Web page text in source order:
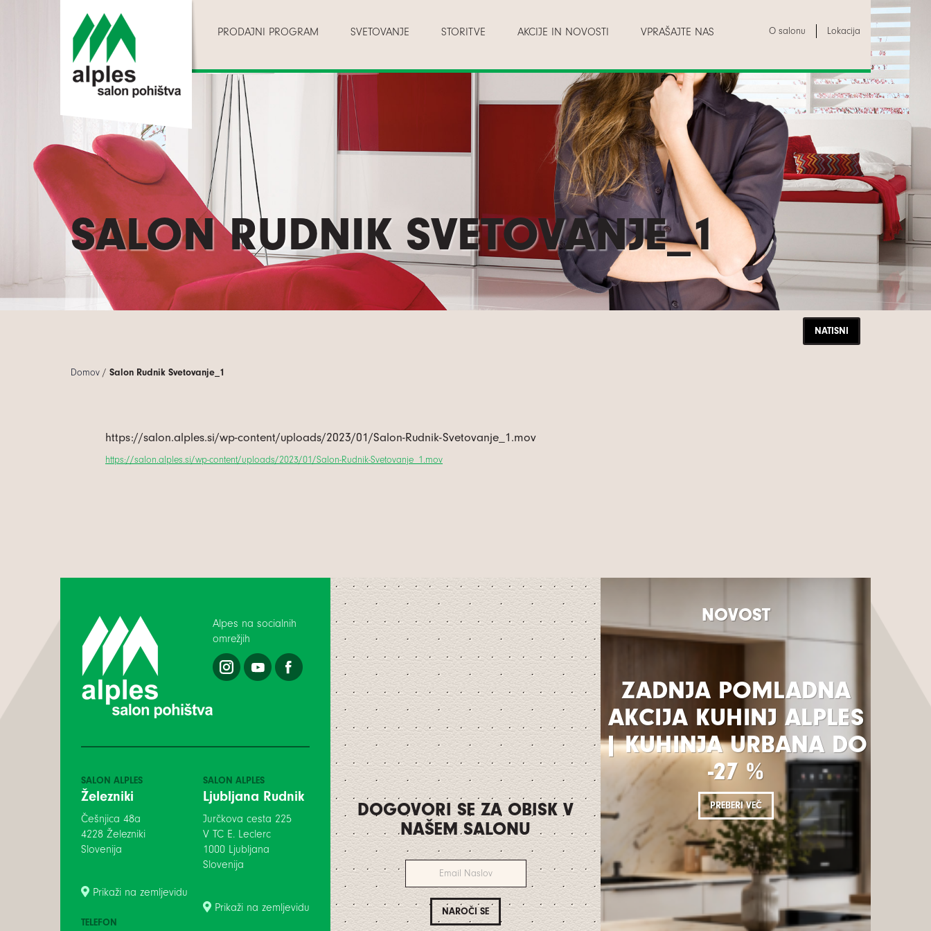
PRODAJNI PROGRAM SVETOVANJE STORITVE AKCIJE IN NOVOSTI VPRAŠAJTE NAS O salonu Lokacija
SALON RUDNIK SVETOVANJE_1
NATISNI
Domov / Salon Rudnik Svetovanje_1
https://salon.alples.si/wp-content/uploads/2023/01/Salon-Rudnik-Svetovanje_1.mov
https://salon.alples.si/wp-content/uploads/2023/01/Salon-Rudnik-Svetovanje_1.mov
Alpes na socialnih
omrežjih
SALON ALPLES
Železniki
Češnjica 48a
4228 Železniki
Slovenija
Prikaži na zemljevidu
TELEFON
SALON ALPLES
Ljubljana Rudnik
Jurčkova cesta 225
V TC E. Leclerc
1000 Ljubljana
Slovenija
Prikaži na zemljevidu
DOGOVORI SE ZA OBISK V
NAŠEM SALONU
NOVOST
ZADNJA POMLADNA
AKCIJA KUHINJ ALPLES
| KUHINJA URBANA DO
-27 %
PREBERI VEČ